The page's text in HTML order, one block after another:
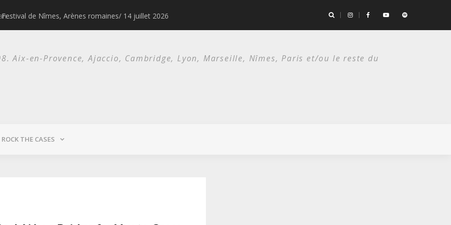
de Nîmes, Arènes romaines/ 14 juillet 2026
Aix-en-Provence, Ajaccio, Cambridge, Lyon, Marseille, Nîmes, Paris et/ou le reste du
ROCK THE CASES